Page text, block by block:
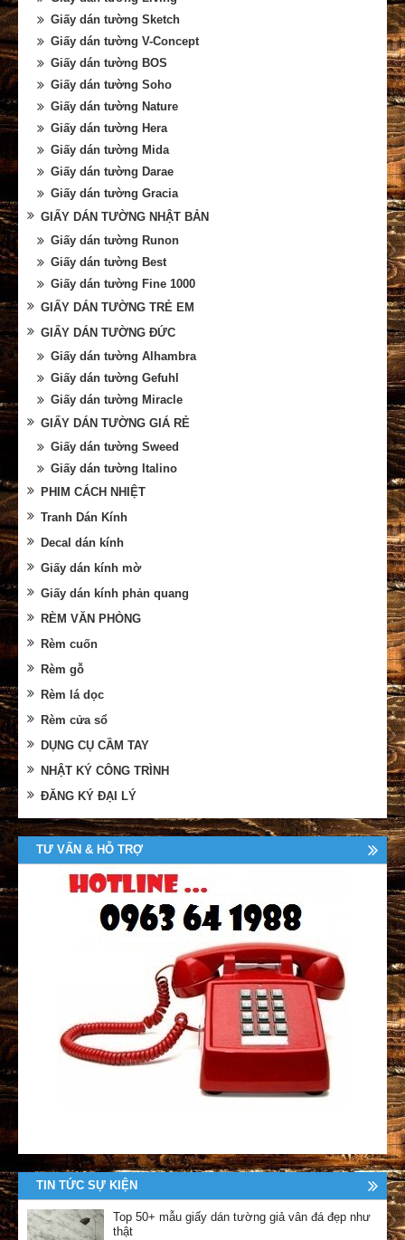
Giấy dán tường Sketch
Giấy dán tường V-Concept
Giấy dán tường BOS
Giấy dán tường Soho
Giấy dán tường Nature
Giấy dán tường Hera
Giấy dán tường Mida
Giấy dán tường Darae
Giấy dán tường Gracia
GIẤY DÁN TƯỜNG NHẬT BẢN
Giấy dán tường Runon
Giấy dán tường Best
Giấy dán tường Fine 1000
GIẤY DÁN TƯỜNG TRẺ EM
GIẤY DÁN TƯỜNG ĐỨC
Giấy dán tường Alhambra
Giấy dán tường Gefuhl
Giấy dán tường Miracle
GIẤY DÁN TƯỜNG GIÁ RẺ
Giấy dán tường Sweed
Giấy dán tường Italino
PHIM CÁCH NHIỆT
Tranh Dán Kính
Decal dán kính
Giấy dán kính mờ
Giấy dán kính phản quang
RÈM VĂN PHÒNG
Rèm cuốn
Rèm gỗ
Rèm lá dọc
Rèm cửa sổ
DỤNG CỤ CẦM TAY
NHẬT KÝ CÔNG TRÌNH
ĐĂNG KÝ ĐẠI LÝ
TƯ VẤN & HỖ TRỢ
TIN TỨC SỰ KIỆN
Top 50+ mẫu giấy dán tường giả vân đá đẹp như
thật